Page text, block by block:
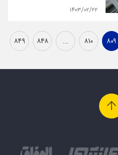
۱۴۰۳/۰۲/۲۲
۸۰۹ ۸۱۰ ... ۸۴۸ ۸۴۹